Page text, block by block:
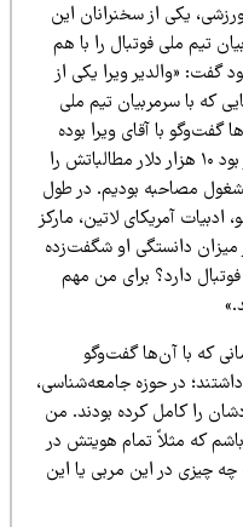
یکی از سخنرانان این
ملی فوتبال را با هم
ویرا یکی از
سرمربیان تیم ملی
با آقای ویرا بوده
است. شب آخر حضورش در ایران منتظر بود ۱۰ هزار دلار مطالباتش را
مصاحبه بودیم. در طول
آمریکای لاتین، مارکز
او شگفت‌زده
دارد؟ برای من مهم
با آن‌ها گفت‌وگو
در حوزه جامعه‌شناسی،
کامل کرده بودند. من
مثلاً تمام هویتش در
در این مربی یا این